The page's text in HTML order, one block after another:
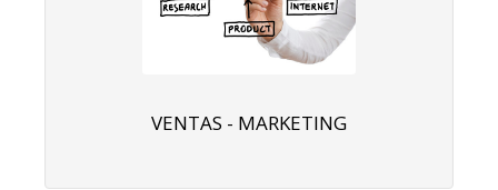
VENTAS - MARKETING